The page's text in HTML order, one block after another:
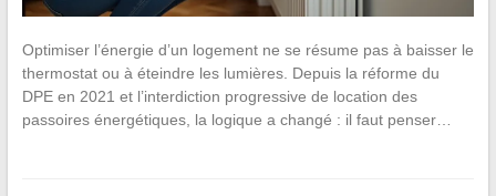
Optimiser l’énergie d’un logement ne se résume pas à baisser le
thermostat ou à éteindre les lumières. Depuis la réforme du
DPE en 2021 et l’interdiction progressive de location des
passoires énergétiques, la logique a changé : il faut penser…